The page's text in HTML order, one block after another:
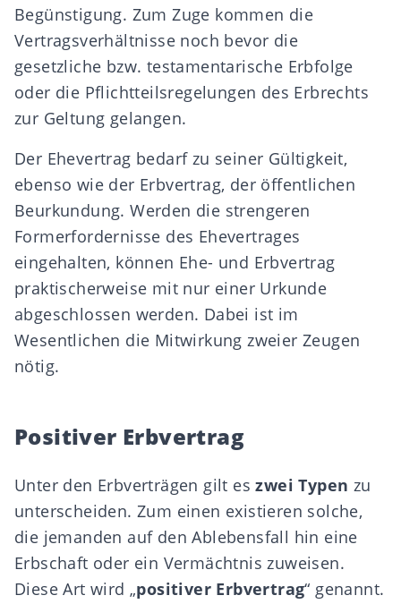
Begünstigung. Zum Zuge kommen die
Vertragsverhältnisse noch bevor die
gesetzliche bzw. testamentarische Erbfolge
oder die Pflichtteilsregelungen des Erbrechts
zur Geltung gelangen.
Der Ehevertrag bedarf zu seiner Gültigkeit,
ebenso wie der Erbvertrag, der öffentlichen
Beurkundung. Werden die strengeren
Formerfordernisse des Ehevertrages
eingehalten, können Ehe- und Erbvertrag
praktischerweise mit nur einer Urkunde
abgeschlossen werden. Dabei ist im
Wesentlichen die Mitwirkung zweier Zeugen
nötig.
Positiver Erbvertrag
Unter den Erbverträgen gilt eszwei Typen zu
unterscheiden. Zum einen existieren solche,
die jemanden auf den Ablebensfall hin eine
Erbschaft oder ein Vermächtnis zuweisen.
Diese Art wird „positiver Erbvertrag“ genannt.